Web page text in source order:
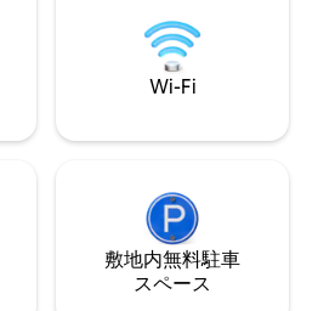
Frühstück..
Wi-Fi
敷地内無料駐⁠車
ス⁠ペ⁠ー⁠ス